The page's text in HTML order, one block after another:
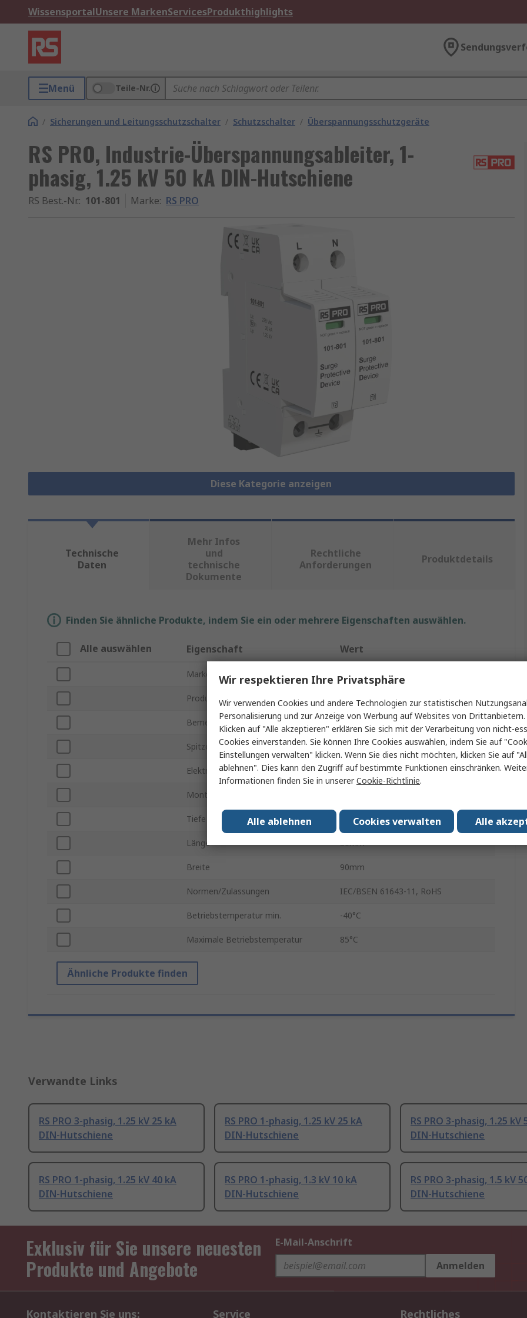
WissensportalUnsere MarkenServicesProdukthighlights
Menü Teile-Nr.
/ Sicherungen und Leitungsschutzschalter / Schutzschalter / Überspannungsschutzgeräte
RS PRO, Industrie-Überspannungsableiter, 1-
phasig, 1.25 kV 50 kA DIN-Hutschiene
RS Best.-Nr.: 101-801 Marke: RS PRO
Diese Kategorie anzeigen
Technische
Daten
Mehr Infos
und
technische
Dokumente
Rechtliche
Anforderungen
Produktdetails
Finden Sie ähnliche Produkte, indem Sie ein oder mehrere Eigenschaften auswählen.
Alle auswählen Eigenschaft Wert
Marke RS PRO
Produkt Typ Industrie-Überspannungsableiter
Bemessungsspannung 1.25kV
Spitzenstrom max. 50kA
Elektrische Phasen 1
Montageart
Tiefe 73mm
Länge 36mm
Breite 90mm
Normen/Zulassungen IEC/BSEN 61643-11, RoHS
Betriebstemperatur min. -40°C
Maximale Betriebstemperatur 85°C
Ähnliche Produkte finden
Verwandte Links
RS PRO 3-phasig, 1.25 kV 25 kA
DIN-Hutschiene
RS PRO 1-phasig, 1.25 kV 25 kA
DIN-Hutschiene
RS PRO 3-phasig, 1.25 kV
DIN-Hutschiene
RS PRO 1-phasig, 1.25 kV 40 kA
DIN-Hutschiene
RS PRO 1-phasig, 1.3 kV 10 kA
DIN-Hutschiene
RS PRO 3-phasig, 1.5 kV
DIN-Hutschiene
Exklusiv für Sie unsere neuesten
Produkte und Angebote
E-Mail-Anschrift
Anmelden
Kontaktieren Sie uns: Service Rechtliches
Wir respektieren Ihre Privatsphäre
Wir verwenden Cookies und andere Technologien zur statistischen
Personalisierung und zur Anzeige von Werbung auf Websites von
Klicken auf "Alle akzeptieren" erklären Sie sich mit der Verarbeitung von nicht-
Cookies einverstanden. Sie können Ihre Cookies auswählen, indem Sie auf
Einstellungen verwalten" klicken. Wenn Sie dies nicht möchten, klicken Sie auf
ablehnen". Dies kann den Zugriff auf bestimmte Funktionen einschränken.
Informationen finden Sie in unsererCookie-Richtlinie.
Alle
Cookies verwalten
Alle ablehnen